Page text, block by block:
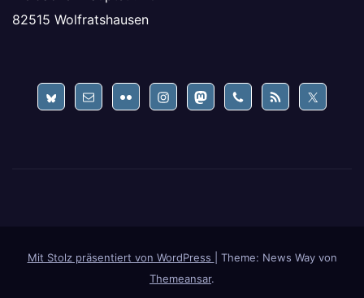
82515 Wolfratshausen
Mit Stolz präsentiert von WordPress
Theme: News Way von
Themeansar.